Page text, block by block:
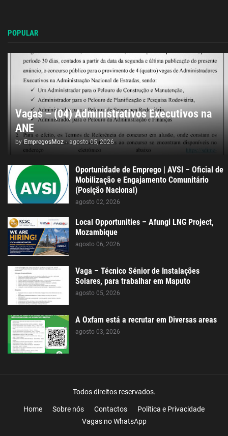
POPULAR
Vagas – (04) Administrativos Executivos na
ANE
by EmpregosMoz - agosto 05, 2026
Oportunidade de Emprego | AVSI – Oficial de
Mobilização e Engajamento Comunitário
(Posição Nacional)
agosto 02, 2026
Local Opportunities – Afungi LNG Project,
Mozambique
agosto 06, 2026
Vaga – Técnico Sénior de Instalações
Solares, para trabalhar em Maputo
agosto 05, 2026
A Oxfam está a recrutar em Diversas areas
agosto 03, 2026
Todos direitos reservados.
Home Sobre nós Contactos
Política e Privacidade
Vagas no WhatsApp